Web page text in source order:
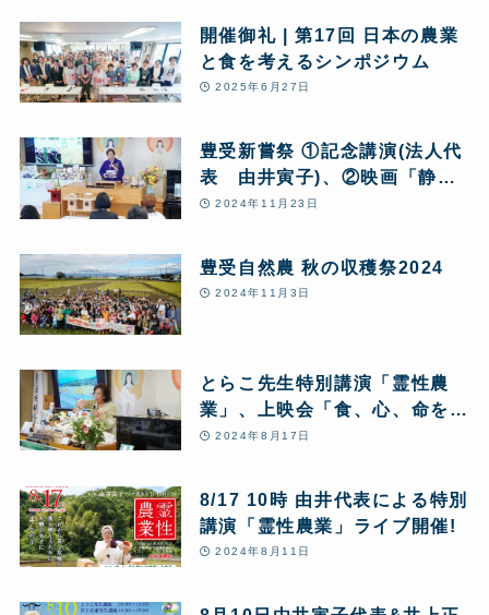
開催御礼 | 第17回 日本の農業
と食を考えるシンポジウム
2025年6月27日
豊受新嘗祭 ①記念講演(法人代
表 由井寅子)、②映画「静か
な汚染、ネオニコチノイド」上
2024年11月23日
豊受自然農 秋の収穫祭2024
2024年11月3日
とらこ先生特別講演「霊性農
業」、上映会「食、心、命を繋
ぐ自然農」
2024年8月17日
8/17 10時 由井代表による特別
講演「霊性農業」ライブ開催!
2024年8月11日